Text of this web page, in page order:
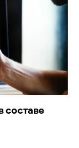
составе